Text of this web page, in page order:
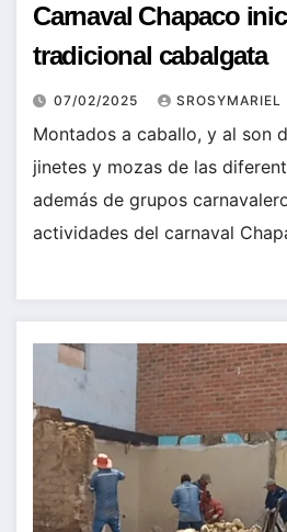
Carnaval Chapaco
tradicional cabalgata
07/02/2025 SROSYMARIEL
Montados a caballo, y al son
jinetes y mozas de las
además de grupos
actividades del carnaval